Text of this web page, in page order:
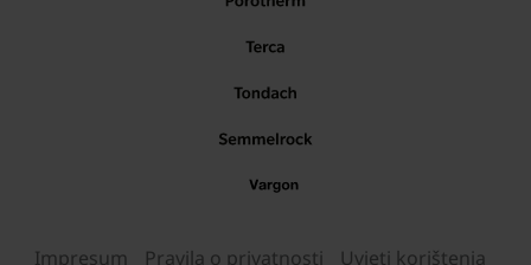
Impresum Pravila o privatnosti Uvjeti korištenja